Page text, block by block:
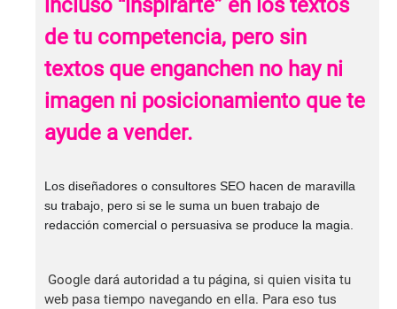
incluso “inspirarte” en los textos
de tu competencia, pero sin
textos que enganchen no hay ni
imagen ni posicionamiento que te
ayude a vender.
Los diseñadores o consultores SEO hacen de maravilla
su trabajo, pero si se le suma un buen trabajo de
redacción comercial o persuasiva se produce la magia.
Google dará autoridad a tu página, si quien visita tu
web pasa tiempo navegando en ella. Para eso tus